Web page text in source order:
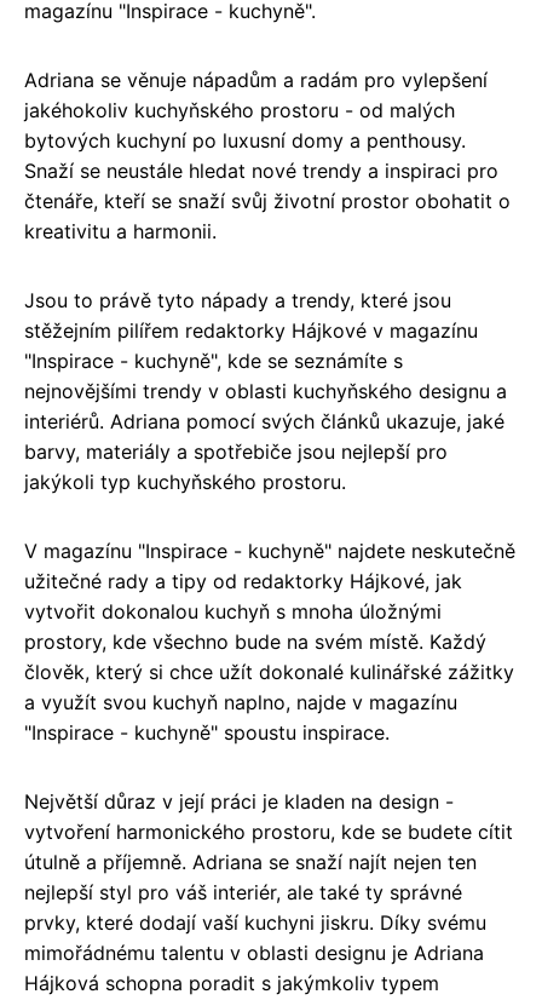
magazínu "Inspirace - kuchyně".
Adriana se věnuje nápadům a radám pro vylepšení
jakéhokoliv kuchyňského prostoru - od malých
bytových kuchyní po luxusní domy a penthousy.
Snaží se neustále hledat nové trendy a inspiraci pro
čtenáře, kteří se snaží svůj životní prostor obohatit o
kreativitu a harmonii.
Jsou to právě tyto nápady a trendy, které jsou
stěžejním pilířem redaktorky Hájkové v magazínu
"Inspirace - kuchyně", kde se seznámíte s
nejnovějšími trendy v oblasti kuchyňského designu a
interiérů. Adriana pomocí svých článků ukazuje, jaké
barvy, materiály a spotřebiče jsou nejlepší pro
jakýkoli typ kuchyňského prostoru.
V magazínu "Inspirace - kuchyně" najdete neskutečně
užitečné rady a tipy od redaktorky Hájkové, jak
vytvořit dokonalou kuchyň s mnoha úložnými
prostory, kde všechno bude na svém místě. Každý
člověk, který si chce užít dokonalé kulinářské zážitky
a využít svou kuchyň naplno, najde v magazínu
"Inspirace - kuchyně" spoustu inspirace.
Největší důraz v její práci je kladen na design -
vytvoření harmonického prostoru, kde se budete cítit
útulně a příjemně. Adriana se snaží najít nejen ten
nejlepší styl pro váš interiér, ale také ty správné
prvky, které dodají vaší kuchyni jiskru. Díky svému
mimořádnému talentu v oblasti designu je Adriana
Hájková schopna poradit s jakýmkoliv typem